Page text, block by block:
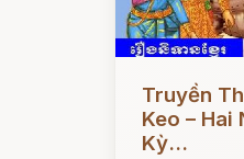
Đọc ngay
Truyền
Keo – Hai
Kỳ...